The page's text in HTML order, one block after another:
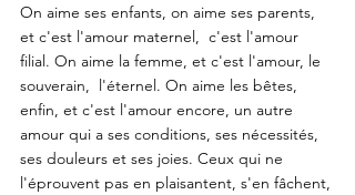
On aime ses enfants, on aime ses parents,
et c'est l'amour maternel,  c'est l'amour
filial. On aime la femme, et c'est l'amour, le
souverain,  l'éternel. On aime les bêtes,
enfin, et c'est l'amour encore, un autre
amour qui a ses conditions, ses nécessités,
ses douleurs et ses joies. Ceux qui ne
l'éprouvent pas en plaisantent, s'en fâchent,